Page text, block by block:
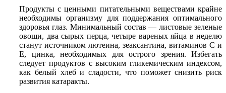
Продукты с ценными питательными веществами крайне
необходимы организму для поддержания оптимального
здоровья глаз. Минимальный состав — листовые зеленые
овощи, два сырых перца, четыре вареных яйца в неделю
станут источником лютеина, зеаксантина, витаминов С и
Е, цинка, необходимых для острого зрения. Избегать
следует продуктов с высоким гликемическим индексом,
как белый хлеб и сладости, что поможет снизить риск
развития катаракты.